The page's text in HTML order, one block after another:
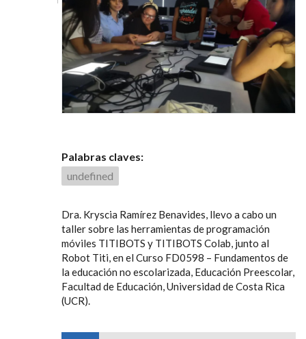
Palabras claves:
undefined
Dra. Kryscia Ramírez Benavides, llevo a cabo un
taller sobre las herramientas de programación
móviles TITIBOTS y TITIBOTS Colab, junto al
Robot Titi, en el Curso FD0598 – Fundamentos de
la educación no escolarizada, Educación Preescolar,
Facultad de Educación, Universidad de Costa Rica
(UCR).